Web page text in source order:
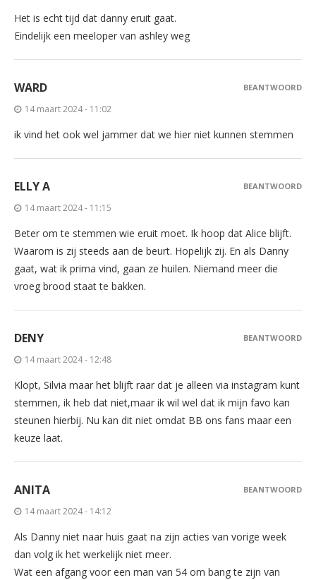
Het is echt tijd dat danny eruit gaat.
Eindelijk een meeloper van ashley weg
WARD
14 maart 2024 - 11:02
ik vind het ook wel jammer dat we hier niet kunnen stemmen
BEANTWOORD
ELLY A
14 maart 2024 - 11:15
Beter om te stemmen wie eruit moet. Ik hoop dat Alice blijft.
Waarom is zij steeds aan de beurt. Hopelijk zij. En als Danny
gaat, wat ik prima vind, gaan ze huilen. Niemand meer die
vroeg brood staat te bakken.
BEANTWOORD
DENY
14 maart 2024 - 12:48
Klopt, Silvia maar het blijft raar dat je alleen via instagram kunt
stemmen, ik heb dat niet,maar ik wil wel dat ik mijn favo kan
steunen hierbij. Nu kan dit niet omdat BB ons fans maar een
keuze laat.
BEANTWOORD
ANITA
14 maart 2024 - 14:12
Als Danny niet naar huis gaat na zijn acties van vorige week
dan volg ik het werkelijk niet meer.
Wat een afgang voor een man van 54 om bang te zijn van
BEANTWOORD